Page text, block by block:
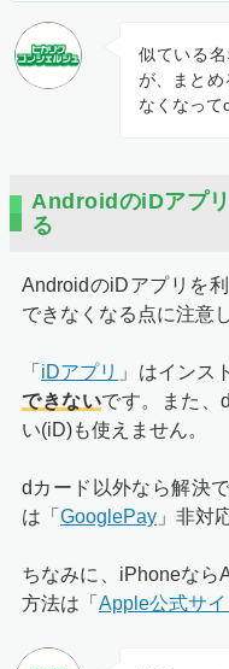
似ている
が、まと
なくなって
AndroidのiDアプ
る
AndroidのiDアプリを
できなくなる点に注意
「 iDアプリ 」はインス
できないです。また、
い(iD)も使えません。
dカード以外なら解決
は「 GooglePay 」非対
ちなみに、iPhoneなら
方法は「 Apple公式サイ